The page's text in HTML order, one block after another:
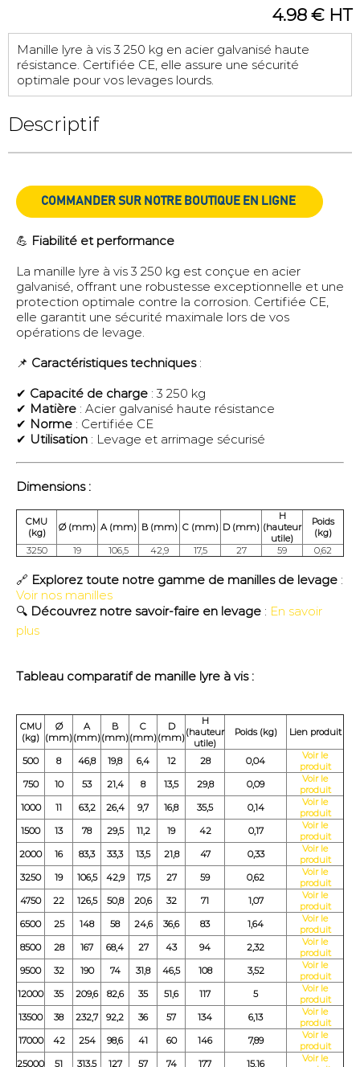
4.98 € HT
Manille lyre à vis 3 250 kg en acier galvanisé haute
résistance. Certifiée CE, elle assure une sécurité
optimale pour vos levages lourds.
Descriptif
COMMANDER SUR NOTRE BOUTIQUE EN LIGNE
💪 Fiabilité et performance
La manille lyre à vis 3 250 kg est conçue en acier
galvanisé, offrant une robustesse exceptionnelle et une
protection optimale contre la corrosion. Certifiée CE,
elle garantit une sécurité maximale lors de vos
opérations de levage.
📌 Caractéristiques techniques:
✔ Capacité de charge : 3 250 kg
✔ Matière : Acier galvanisé haute résistance
✔ Norme : Certifiée CE
✔ Utilisation : Levage et arrimage sécurisé
Dimensions :
CMU
(kg)
Ø (mm) A (mm) B (mm) C (mm) D (mm)
H
(hauteur
utile)
Poids
(kg)
3250
19 106,5 42,9 17,5 27 59 0,62
🔗 Explorez toute notre gamme de manilles de levage :
Voir nos manilles
🔍 Découvrez notre savoir-faire en levage : En savoir
plus
Tableau comparatif de manille lyre à vis :
CMU
(kg)
Ø
(mm)
A
(mm)
B
(mm)
C
(mm)
D
(mm)
H
(hauteur
utile)
Poids (kg) Lien produit
500 8 46,8 19,8 6,4 12 28 0,04
Voir le
produit
750
10 53 21,4 8 13,5 29,8 0,09
Voir le
produit
1000
11 63,2 26,4 9,7 16,8 35,5 0,14
Voir le
produit
1500
13 78 29,5 11,2 19 42 0,17
Voir le
produit
2000
16 83,3 33,3 13,5 21,8 47 0,33
Voir le
produit
3250
19 106,5 42,9 17,5 27 59 0,62
Voir le
produit
4750
22 126,5 50,8 20,6 32 71 1,07
Voir le
produit
6500
25 148 58 24,6 36,6 83 1,64
Voir le
produit
8500
28 167 68,4 27 43 94 2,32
Voir le
produit
9500
32 190 74 31,8 46,5 108 3,52
Voir le
produit
12000
35 209,6 82,6 35 51,6 117 5
Voir le
produit
13500
38 232,7 92,2 36 57 134 6,13
Voir le
produit
17000
42 254 98,6 41 60 146 7,89
Voir le
produit
25000
51 313,5 127 57 74 177 15,16
Voir le